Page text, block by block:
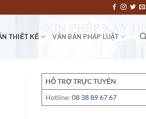
THIẾT KẾ VĂN BẢN PHÁP LUẬT
HỖ TRỢ TRỰC TUYẾN
Hotline: 08 38 89 67 67